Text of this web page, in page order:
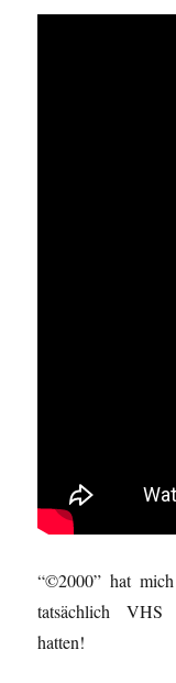
“©2000” hat
tatsächlich VHS
hatten!